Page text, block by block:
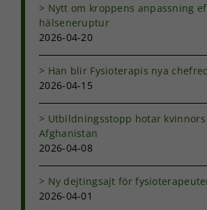
Nytt om kroppens anpassning
hälseneruptur
2026-04-20
Han blir Fysioterapis nya
2026-04-15
Utbildningsstopp hotar
Afghanistan
2026-04-08
Ny dejtingsajt för
2026-04-01